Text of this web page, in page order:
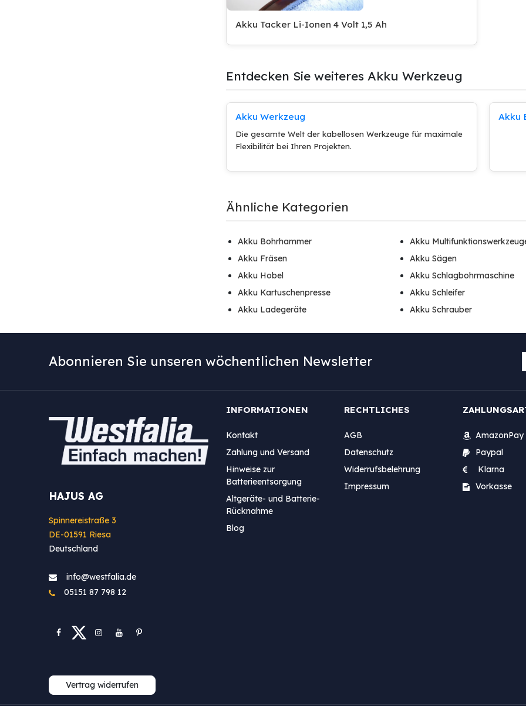
Akku Tacker Li-Ionen 4 Volt 1,5 Ah
Entdecken Sie weiteres Akku Werkzeug
Akku Werkzeug
Die gesamte Welt der kabellosen Werkzeuge für maximale
Flexibilität bei Ihren Projekten.
Akku
Ähnliche Kategorien
Akku Bohrhammer
Akku Fräsen
Akku Hobel
Akku Kartuschenpresse
Akku Ladegeräte
Akku
Akku Sägen
Akku Schlagbohrmaschine
Akku Schleifer
Akku Schrauber
Abonnieren Sie unseren wöchentlichen Newsletter
HAJUS AG
Spinnereistraße 3
DE-01591 Riesa
Deutschland
info@westfa​lia.de
05151 87 798 12
INFORMATIONEN
Kontakt
Zahlung und Versand
Hinweise zur
Batterieentsorgung
Altgeräte- und Batterie-
Rücknahme
Blog
RECHTLICHES
AGB
Datenschutz
Widerrufsbelehrung
Impressum
AmazonPay
Paypal
Klarna
Vorkasse
Vertrag widerrufen